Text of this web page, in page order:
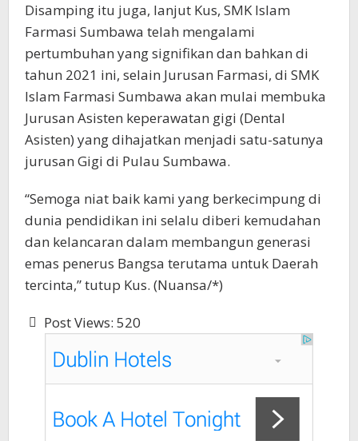
Disamping itu juga, lanjut Kus, SMK Islam
Farmasi Sumbawa telah mengalami
pertumbuhan yang signifikan dan bahkan di
tahun 2021 ini, selain Jurusan Farmasi, di SMK
Islam Farmasi Sumbawa akan mulai membuka
Jurusan Asisten keperawatan gigi (Dental
Asisten) yang dihajatkan menjadi satu-satunya
jurusan Gigi di Pulau Sumbawa.
“Semoga niat baik kami yang berkecimpung di
dunia pendidikan ini selalu diberi kemudahan
dan kelancaran dalam membangun generasi
emas penerus Bangsa terutama untuk Daerah
tercinta,” tutup Kus. (Nuansa/*)
Post Views: 520